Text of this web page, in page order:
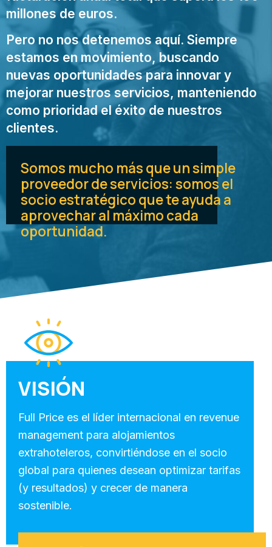
millones de euros.
Pero no nos detenemos aquí. Siempre
estamos en movimiento, buscando
nuevas oportunidades para innovar y
mejorar nuestros servicios, manteniendo
como prioridad el éxito de nuestros
clientes.
Somos mucho más que un simple
proveedor de servicios: somos el
socio estratégico que te ayuda a
aprovechar al máximo cada
oportunidad.
VISIÓN
Full Price es el líder internacional en revenue
management para alojamientos
extrahoteleros, convirtiéndose en el socio
global para quienes desean optimizar tarifas
(y resultados) y crecer de manera
sostenible.